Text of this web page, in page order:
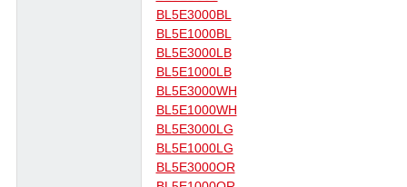
BL5E3000BL
BL5E1000BL
BL5E3000LB
BL5E1000LB
BL5E3000WH
BL5E1000WH
BL5E3000LG
BL5E1000LG
BL5E3000OR